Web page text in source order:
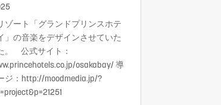
ゾート「グランドプリンスホテ
」の音楽をデザインさせていた
。 公式サイト：
osakabay/ 導
ジ：http://moodmedia.jp/?